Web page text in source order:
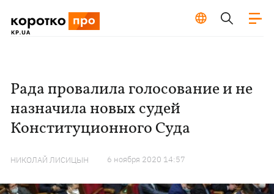
Рада провалила голосование и не
назначила новых судей
Конституционного Суда
НИКОЛАЙ ЛИСИЦЫН 6 ноября 2020 14:57